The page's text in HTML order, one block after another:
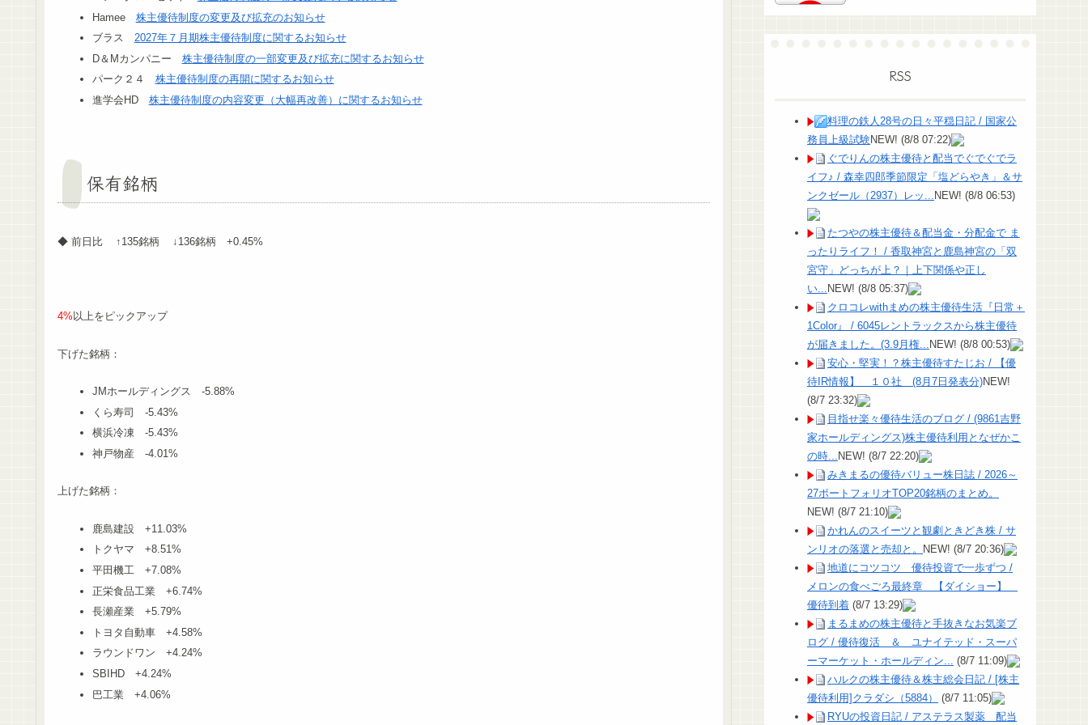
Hamee 株主優待制度の変更及び拡充のお知らせ
ブラス 2027年７月期株主優待制度に関するお知らせ
D＆Mカンパニー 株主優待制度の一部変更及び拡充に関するお知らせ
パーク２４ 株主優待制度の再開に関するお知らせ
進学会HD 株主優待制度の内容変更（大幅再改善）に関するお知らせ
保有銘柄
◆ 前日比 ↑135銘柄 ↓136銘柄 +0.45%
4% 以上をピックアップ
下げた銘柄：
JMホールディングス -5.88%
くら寿司 -5.43%
横浜冷凍 -5.43%
神戸物産 -4.01%
上げた銘柄：
鹿島建設 +11.03%
トクヤマ +8.51%
平田機工 +7.08%
正栄食品工業 +6.74%
長瀬産業 +5.79%
トヨタ自動車 +4.58%
ラウンドワン +4.24%
SBIHD +4.24%
巴工業 +4.06%
RSS
料理の鉄人28号の日々平穏日記 / 国家公
務員上級試験NEW! (8/8 07:22)
ぐでりんの株主優待と配当でぐでぐでラ
イフ♪ / 森幸四郎季節限定「塩どらやき」＆サ
ンクゼール（2937）レッ... NEW! (8/8 06:53)
たつやの株主優待＆配当金・分配金で ま
ったりライフ！ / 香取神宮と鹿島神宮の「双
宮守」どっちが上？｜上下関係や正し
い... NEW! (8/8 05:37)
クロコレwithまめの株主優待生活『日常＋
1Color』 / 6045レントラックスから株主優待
が届きました。(3.9月権... NEW! (8/8 00:53)
安心・堅実！？株主優待すたじお / 【優
待IR情報】 １０社 (8月7日発表分)NEW!
(8/7 23:32)
目指せ楽々優待生活のブログ / (9861吉野
家ホールディングス)株主優待利用となぜかこ
の時... NEW! (8/7 22:20)
みきまるの優待バリュー株日誌 / 2026～
27ポートフォリオTOP20銘柄のまとめ。
NEW! (8/7 21:10)
かれんのスイーツと観劇ときどき株 / サ
ンリオの落選と売却と。 NEW! (8/7 20:36)
地道にコツコツ 優待投資で一歩ずつ /
メロンの食べごろ最終章 【ダイショー】
優待到着 (8/7 13:29)
まるまめの株主優待と手抜きなお気楽ブ
ログ / 優待復活 ＆ ユナイテッド・スーパ
ーマーケット・ホールディン...
(8/7 11:09)
ハルクの株主優待＆株主総会日記 / [株主
優待利用]クラダシ（5884）
(8/7 11:05)
RYUの投資日記 / アステラス製薬 配当